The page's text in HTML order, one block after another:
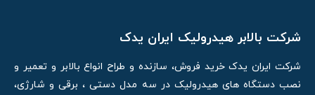
شرکت بالابر هیدرولیک ایران یدک
شرکت ایران یدک خرید فروش، سازنده و طراح انواع بالابر و تعمیر و
نصب دستگاه های هیدرولیک در سه مدل دستی ، برقی و شارژی،